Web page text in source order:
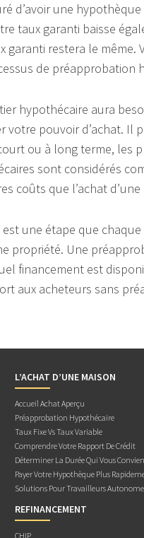
d’avoir une
taux garanti baisse
garanti restera le même.
de préapprobation
hypothécaire aura
pouvoir d’achat. Il
ou à long terme, les
sont considérés
coûts que l’achat
une étape que
propriété. Une
financement est
aux acheteurs sans
L’ACHAT D’UNE MAISON
Accueil Achat Aperçu
Préapprobation Hypothécaire
Taux Fixe Vs Taux Variable
Comprendre Votre Rapport De Crédit
Déterminer La Durée Qui Vous
Payer Votre Hypothèque Plus
Solutions Pour Travailleurs
REFINANCEMENT
CHIP